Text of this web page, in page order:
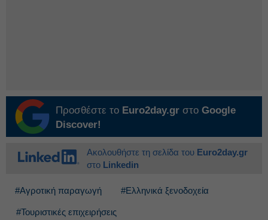
Προσθέστε το Euro2day.gr στο Google
Discover!
Ακολουθήστε τη σελίδα του Euro2day.gr
στο Linkedin
#Αγροτική παραγωγή #Ελληνικά ξενοδοχεία
#Τουριστικές επιχειρήσεις